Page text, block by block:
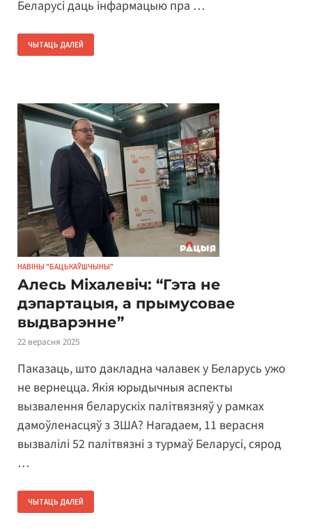
Беларусі даць інфармацыю пра …
ЧЫТАЦЬ ДАЛЕЙ
НАВІНЫ "БАЦЬКАЎШЧЫНЫ"
Алесь Міхалевіч: “Гэта не
дэпартацыя, а прымусовае
выдварэнне”
22 верасня 2025
Паказаць, што дакладна чалавек у Беларусь ужо
не вернецца. Якія юрыдычныя аспекты
вызвалення беларускіх палітвязняў у рамках
дамоўленасцяў з ЗША? Нагадаем, 11 верасня
вызвалілі 52 палітвязні з турмаў Беларусі, сярод
…
ЧЫТАЦЬ ДАЛЕЙ